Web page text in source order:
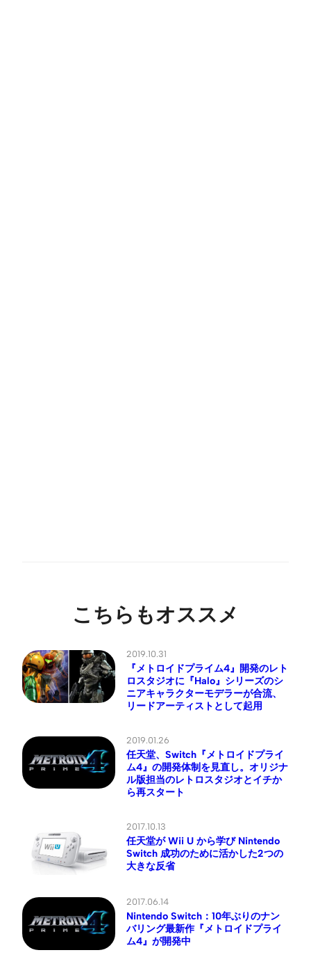
こちらもオススメ
2019.10.31
『メトロイドプライム4』開発のレト
ロスタジオに『Halo』シリーズのシ
ニアキャラクターモデラーが合流、
リードアーティストとして起用
2019.01.26
任天堂、Switch『メトロイドプライ
ム4』の開発体制を見直し。オリジナ
ル版担当のレトロスタジオとイチか
ら再スタート
2017.10.13
任天堂が Wii U から学び Nintendo
Switch 成功のために活かした2つの
大きな反省
2017.06.14
Nintendo Switch：10年ぶりのナン
バリング最新作『メトロイドプライ
ム4』が開発中